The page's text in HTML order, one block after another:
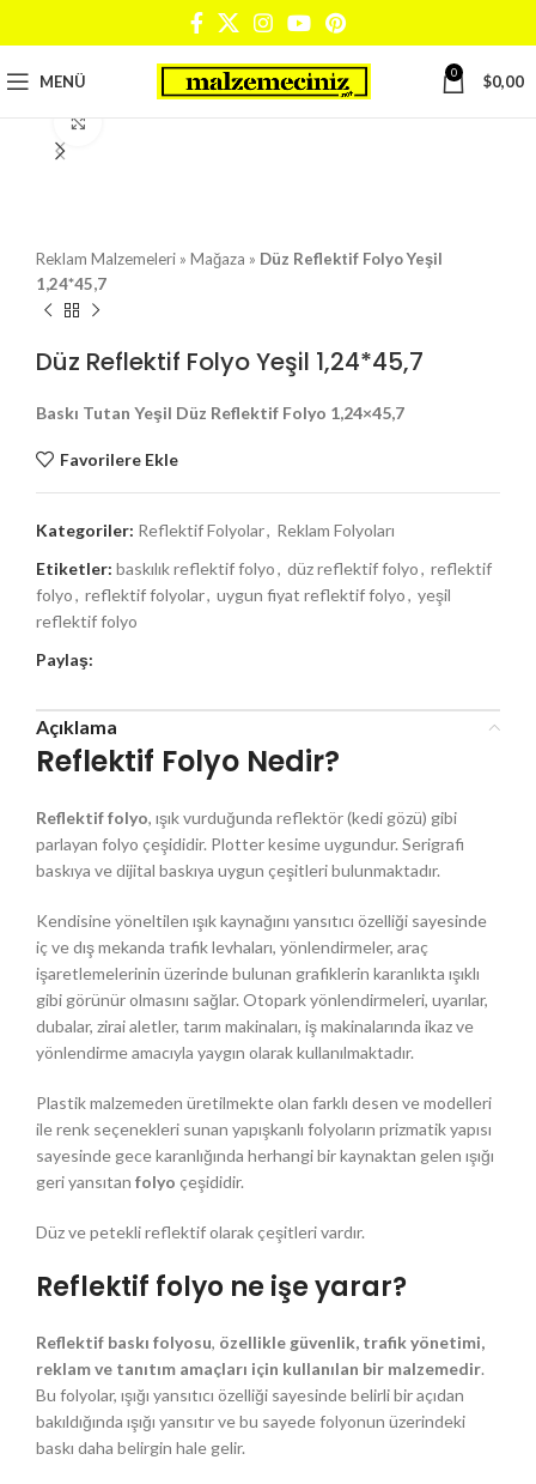
MENÜ 0 $0,00
Reklam Malzemeleri » Mağaza » Düz Reflektif Folyo Yeşil
1,24*45,7
Düz Reflektif Folyo Yeşil 1,24*45,7
Baskı Tutan Yeşil Düz Reflektif Folyo 1,24×45,7
Favorilere Ekle
Kategoriler: Reflektif Folyolar, Reklam Folyoları
Etiketler: baskılık reflektif folyo, düz reflektif folyo, reflektif
folyo, reflektif folyolar, uygun fiyat reflektif folyo, yeşil
reflektif folyo
Paylaş:
Açıklama
Reflektif Folyo Nedir?
Reflektif folyo, ışık vurduğunda reflektör (kedi gözü) gibi
parlayan folyo çeşididir. Plotter kesime uygundur. Serigrafi
baskıya ve dijital baskıya uygun çeşitleri bulunmaktadır.
Kendisine yöneltilen ışık kaynağını yansıtıcı özelliği sayesinde
iç ve dış mekanda trafik levhaları, yönlendirmeler, araç
işaretlemelerinin üzerinde bulunan grafiklerin karanlıkta ışıklı
gibi görünür olmasını sağlar. Otopark yönlendirmeleri, uyarılar,
dubalar, zirai aletler, tarım makinaları, iş makinalarında ikaz ve
yönlendirme amacıyla yaygın olarak kullanılmaktadır.
Plastik malzemeden üretilmekte olan farklı desen ve modelleri
ile renk seçenekleri sunan yapışkanlı folyoların prizmatik yapısı
sayesinde gece karanlığında herhangi bir kaynaktan gelen ışığı
geri yansıtan folyo çeşididir.
Düz ve petekli reflektif olarak çeşitleri vardır.
Reflektif folyo ne işe yarar?
Reflektif baskı folyosu, özellikle güvenlik, trafik yönetimi,
reklam ve tanıtım amaçları için kullanılan bir malzemedir.
Bu folyolar, ışığı yansıtıcı özelliği sayesinde belirli bir açıdan
bakıldığında ışığı yansıtır ve bu sayede folyonun üzerindeki
baskı daha belirgin hale gelir.